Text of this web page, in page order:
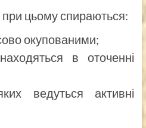
при цьому спираються:
окупованими;
в оточенні
ведуться активні